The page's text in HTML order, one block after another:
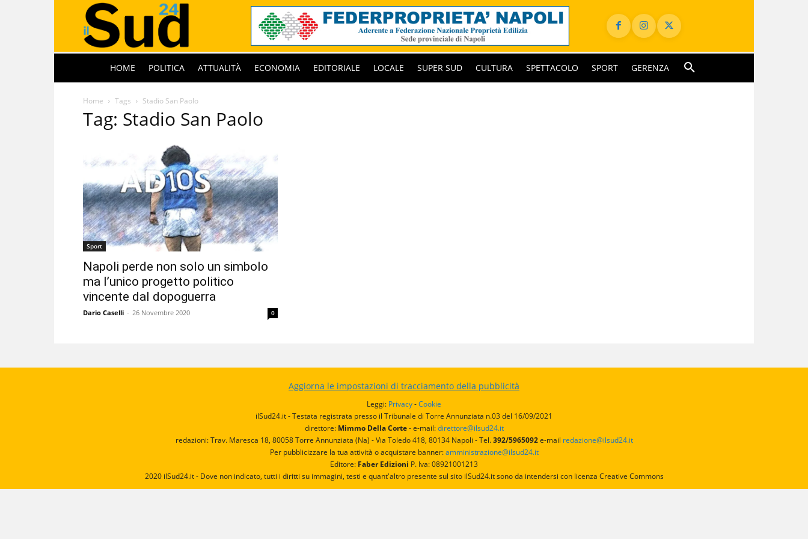
HOME POLITICA ATTUALITÀ ECONOMIA EDITORIALE LOCALE SUPER SUD CULTURA SPETTACOLO SPORT GERENZA
Home Tags Stadio San Paolo
Tag: Stadio San Paolo
Sport
Napoli perde non solo un simbolo
ma l’unico progetto politico
vincente dal dopoguerra
Dario Caselli - 26 Novembre 2020 0
Aggiorna le impostazioni di tracciamento della pubblicità
Leggi: Privacy-Cookie
ilSud24.it - Testata registrata presso il Tribunale di Torre Annunziata n.03 del 16/09/2021
direttore:Mimmo Della Corte- e-mail:direttore@ilsud24.it
redazioni: Trav. Maresca 18, 80058 Torre Annunziata (Na) - Via Toledo 418, 80134 Napoli - Tel.392/5965092e-mail redazione@ilsud24.it
Per pubblicizzare la tua attività o acquistare banner:amministrazione@ilsud24.it
Editore: Faber Edizioni P. Iva: 08921001213
2020 ilSud24.it - Dove non indicato, tutti i diritti su immagini, testi e quant'altro presente sul sito ilSud24.it sono da intendersi con licenza Creative Commons